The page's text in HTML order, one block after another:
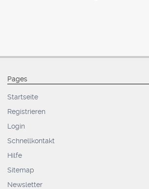
Pages
Startseite
Registrieren
Login
Schnellkontakt
Hilfe
Sitemap
Newsletter